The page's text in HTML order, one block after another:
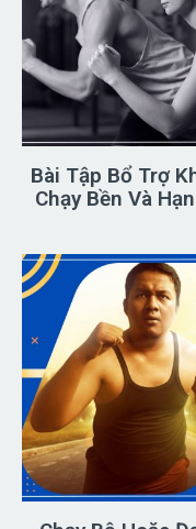
Bài Tập Bổ Trợ
Chạy Bền Và